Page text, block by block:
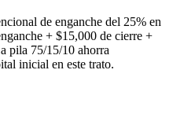
de enganche del 25% en
+ $15,000 de cierre +
pila 75/15/10 ahorra
inicial en este trato.